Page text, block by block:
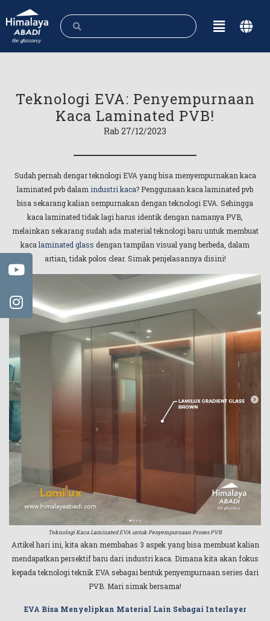
Teknologi EVA: Penyempurnaan
Kaca Laminated PVB!
Rab 27/12/2023
Sudah pernah dengar teknologi EVA yang bisa menyempurnakan kaca
laminated pvb dalam industri kaca? Penggunaan kaca laminated pvb
bisa sekarang kalian sempurnakan dengan teknologi EVA. Sehingga
kaca laminated tidak lagi harus identik dengan namanya PVB,
melainkan sekarang sudah ada material teknologi baru untuk membuat
kaca laminated glass dengan tampilan visual yang berbeda, dalam
artian, tidak polos clear. Simak penjelasannya disini!
Teknologi Kaca Laminated EVA untuk Penyempurnaan Proses PVB
Artikel hari ini, kita akan membahas 3 aspek yang bisa membuat kalian
mendapatkan persektif baru dari industri kaca. Dimana kita akan fokus
kepada teknologi teknik EVA sebagai bentuk penyempurnaan series dari
PVB. Mari simak bersama!
EVA Bisa Menyelipkan Material Lain Sebagai Interlayer